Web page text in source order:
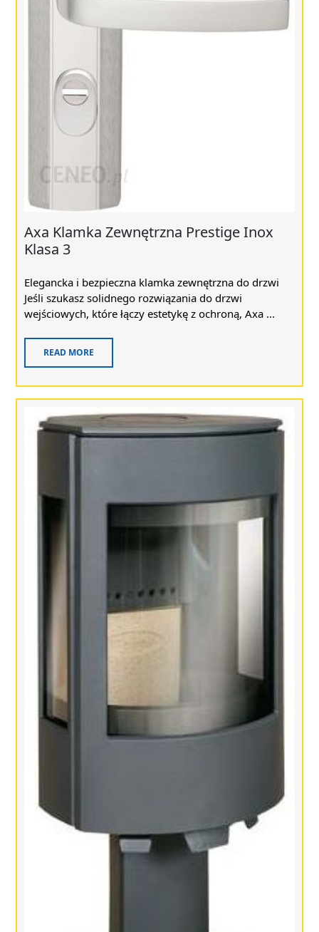
Axa Klamka Zewnętrzna Prestige Inox
Klasa 3
Elegancka i bezpieczna klamka zewnętrzna do drzwi
Jeśli szukasz solidnego rozwiązania do drzwi
wejściowych, które łączy estetykę z ochroną, Axa ...
READ MORE